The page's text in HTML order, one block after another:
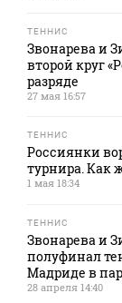
ТЕННИС
Звонарева и
второй круг
разряде
27 мая 16:57
ТЕННИС
Россиянки
турнира. Как
1 мая 18:34
ТЕННИС
Звонарева и
полуфинал
Мадриде в
28 апреля 14:40